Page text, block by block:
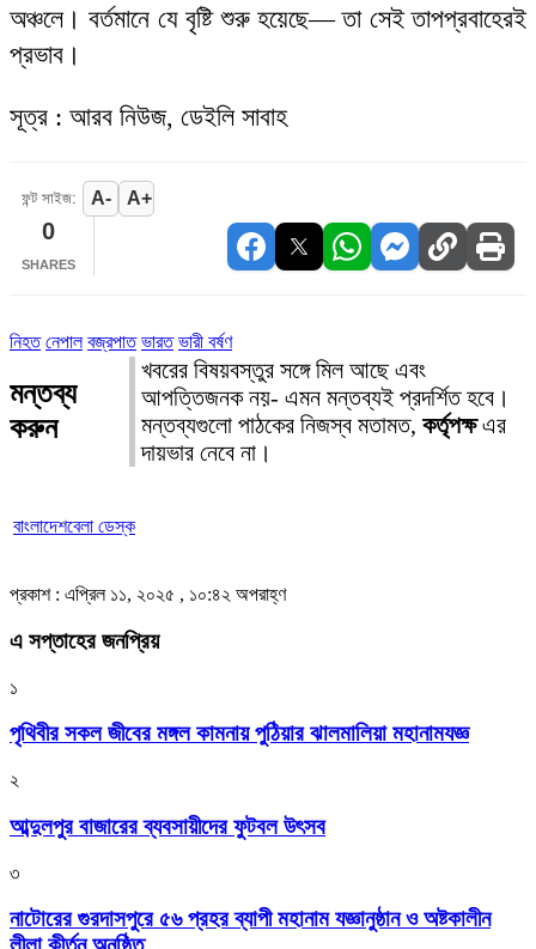
অঞ্চলে। বর্তমানে যে বৃষ্টি শুরু হয়েছে— তা সেই তাপপ্রবাহেরই
প্রভাব।
সূত্র : আরব নিউজ, ডেইলি সাবাহ
ফন্ট সাইজ: A- A+
0
SHARES
নিহত নেপাল বজ্রপাত ভারত ভারী বর্ষণ
মন্তব্য
করুন
খবরের বিষয়বস্তুর সঙ্গে মিল আছে এবং
আপত্তিজনক নয়- এমন মন্তব্যই প্রদর্শিত হবে।
মন্তব্যগুলো পাঠকের নিজস্ব মতামত, কর্তৃপক্ষএর
দায়ভার নেবে না।
বাংলাদেশবেলা ডেস্ক
প্রকাশ : এপ্রিল ১১, ২০২৫ , ১০:৪২ অপরাহ্ণ
এ সপ্তাহের জনপ্রিয়
১
পৃথিবীর সকল জীবের মঙ্গল কামনায় পুঠিয়ার ঝালমালিয়া মহানামযজ্ঞ
২
আব্দুলপুর বাজারের ব্যবসায়ীদের ফুটবল উৎসব
৩
নাটোরের গুরদাসপুরে ৫৬ প্রহর ব্যাপী মহানাম যজ্ঞানুষ্ঠান ও অষ্টকালীন